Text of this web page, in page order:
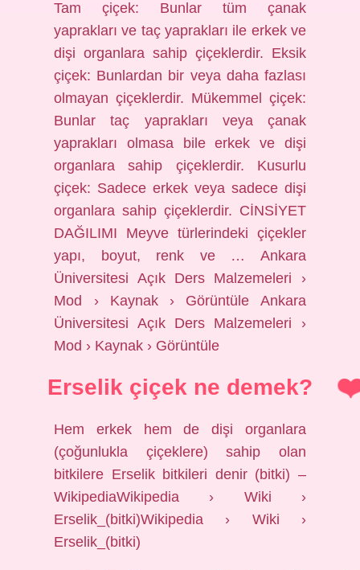
Tam çiçek: Bunlar tüm çanak
yaprakları ve taç yaprakları ile erkek ve
dişi organlara sahip çiçeklerdir. Eksik
çiçek: Bunlardan bir veya daha fazlası
olmayan çiçeklerdir. Mükemmel çiçek:
Bunlar taç yaprakları veya çanak
yaprakları olmasa bile erkek ve dişi
organlara sahip çiçeklerdir. Kusurlu
çiçek: Sadece erkek veya sadece dişi
organlara sahip çiçeklerdir. CİNSİYET
DAĞILIMI Meyve türlerindeki çiçekler
yapı, boyut, renk ve … Ankara
Üniversitesi Açık Ders Malzemeleri ›
Mod › Kaynak › Görüntüle Ankara
Üniversitesi Açık Ders Malzemeleri ›
Mod › Kaynak › Görüntüle
Erselik çiçek ne demek?
Hem erkek hem de dişi organlara
(çoğunlukla çiçeklere) sahip olan
bitkilere Erselik bitkileri denir (bitki) –
WikipediaWikipedia › Wiki ›
Erselik_(bitki)Wikipedia › Wiki ›
Erselik_(bitki)